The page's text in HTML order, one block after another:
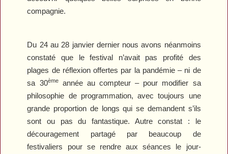
compagnie.
Du 24 au 28 janvier dernier nous avons néanmoins
constaté que le festival n’avait pas profité des
plages de réflexion offertes par la pandémie – ni de
sa 30èmeannée au compteur – pour modifier sa
philosophie de programmation, avec toujours une
grande proportion de longs qui se demandent s’ils
sont ou pas du fantastique. Autre constat : le
découragement partagé par beaucoup de
festivaliers pour se rendre aux séances le jour-